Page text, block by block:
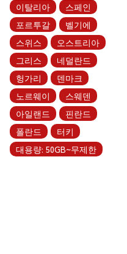
이탈리아
스페인
포르투갈
벨기에
스위스
오스트리아
그리스
네덜란드
헝가리
덴마크
노르웨이
스웨덴
아일랜드
핀란드
폴란드
터키
대용량: 50GB~무제한